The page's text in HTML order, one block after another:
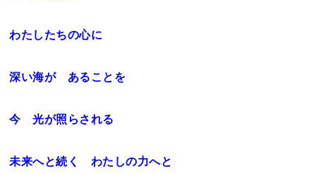
わたしたちの心に
深い海が あることを
今 光が照らされる
未来へと続く わたしの力へと